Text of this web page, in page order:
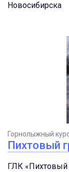
Новосибирска
Горнолыжный
Пихтовый
ГЛК